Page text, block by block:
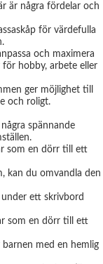
är några fördelar och
för värdefulla
och maximera
hobby, arbete eller
ger möjlighet till
och roligt.
spännande
som en dörr till ett
kan du omvandla den
ett skrivbord
som en dörr till ett
med en hemlig